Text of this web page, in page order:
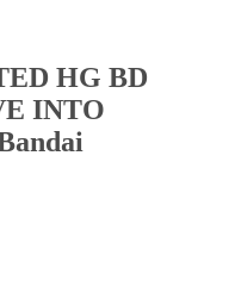
HG BD
INTO